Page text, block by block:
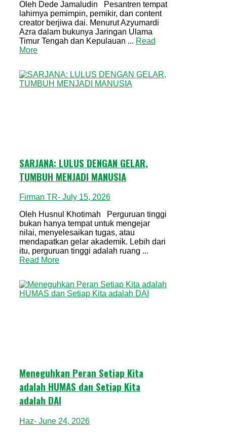
Oleh Dede Jamaludin Pesantren tempat
lahirnya pemimpin, pemikir, dan content
creator berjiwa dai. Menurut Azyumardi
Azra dalam bukunya Jaringan Ulama
Timur Tengah dan Kepulauan ... Read
More
SARJANA: LULUS DENGAN GELAR,
TUMBUH MENJADI MANUSIA
Firman TR- July 15, 2026
Oleh Husnul Khotimah Perguruan tinggi
bukan hanya tempat untuk mengejar
nilai, menyelesaikan tugas, atau
mendapatkan gelar akademik. Lebih dari
itu, perguruan tinggi adalah ruang ...
Read More
Meneguhkan Peran Setiap Kita
adalah HUMAS dan Setiap Kita
adalah DAI
Haz- June 24, 2026